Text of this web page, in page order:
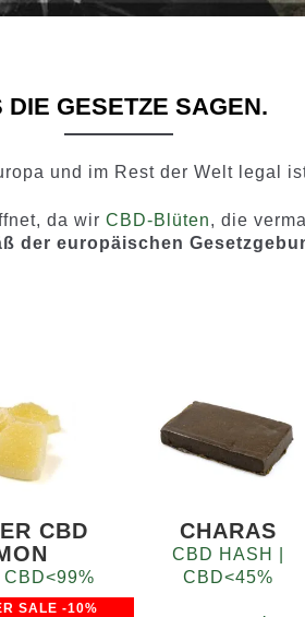
GESETZE SAGEN.
und im Rest der Welt legal
da wirCBD-Blüten, die
der europäischen
CBD
SALE -10%
CHARAS
CBD HASH |
CBD<45%